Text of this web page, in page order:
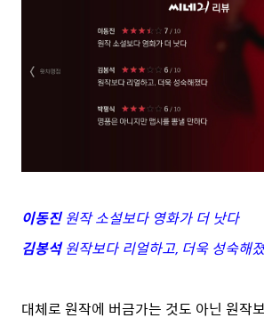
이동진 원작 소설보다 영화가 더 낫다
김봉석원작보다 리얼하고, 더욱 성숙해
대체로 원작에 버금가는 것도 아닌 원작